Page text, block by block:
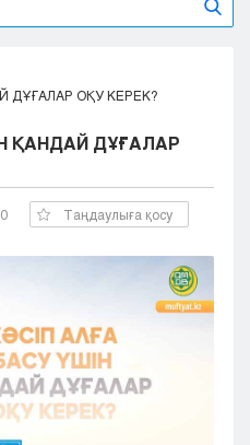
ДҰҒАЛАР ОҚУ КЕРЕК?
ҚАНДАЙ ДҰҒАЛАР
0 Таңдаулыға қосу